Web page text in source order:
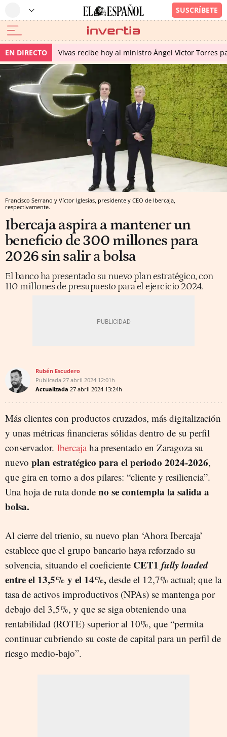
EN DIRECTO Vivas recibe hoy al ministro Ángel Víctor Torres
Francisco Serrano y Víctor Iglesias, presidente y CEO de Ibercaja,
respectivamente.
Ibercaja aspira a mantener un
beneficio de 300 millones para
2026 sin salir a bolsa
El banco ha presentado su nuevo plan estratégico, con
110 millones de presupuesto para el ejercicio 2024.
Rubén Escudero
Publicada 27 abril 2024 12:01h
Actualizada 27 abril 2024 13:24h
Más clientes con productos cruzados, más digitalización
y unas métricas financieras sólidas dentro de su perfil
conservador. Ibercajaha presentado en Zaragoza su
nuevo plan estratégico para el periodo 2024-2026,
que gira en torno a dos pilares: “cliente y resiliencia”.
Una hoja de ruta donde no se contempla la salida a
bolsa.
Al cierre del trienio, su nuevo plan ‘Ahora Ibercaja’
establece que el grupo bancario haya reforzado su
solvencia, situando el coeficiente CET1 fully loaded
entre el 13,5% y el 14%, desde el 12,7% actual; que la
tasa de activos improductivos (NPAs) se mantenga por
debajo del 3,5%, y que se siga obteniendo una
rentabilidad (ROTE) superior al 10%, que “permita
continuar cubriendo su coste de capital para un perfil de
riesgo medio-bajo”.